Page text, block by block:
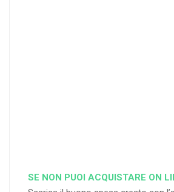
SE NON PUOI ACQUISTARE ON